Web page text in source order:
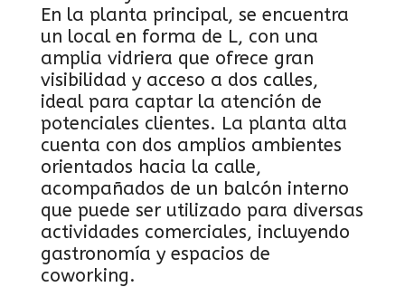
En la planta principal, se encuentra
un local en forma de L, con una
amplia vidriera que ofrece gran
visibilidad y acceso a dos calles,
ideal para captar la atención de
potenciales clientes. La planta alta
cuenta con dos amplios ambientes
orientados hacia la calle,
acompañados de un balcón interno
que puede ser utilizado para diversas
actividades comerciales, incluyendo
gastronomía y espacios de
coworking.